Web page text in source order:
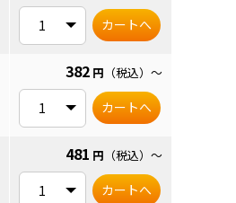
カートへ
382 円 （税込） ～
カートへ
481 円 （税込） ～
カートへ